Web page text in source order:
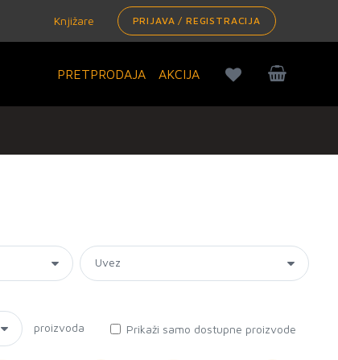
Knjižare PRIJAVA / REGISTRACIJA
PRETPRODAJA AKCIJA
proizvoda Prikaži samo dostupne proizvode